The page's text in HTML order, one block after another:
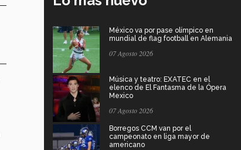
México va por pase olímpico en
mundial de flag football en Alemania
07 Agosto 2026
Música y teatro: EXATEC en el
elenco de El Fantasma de la Ópera
Mexico
07 Agosto 2026
Borregos CCM van por el
campeonato en liga mayor de
americano